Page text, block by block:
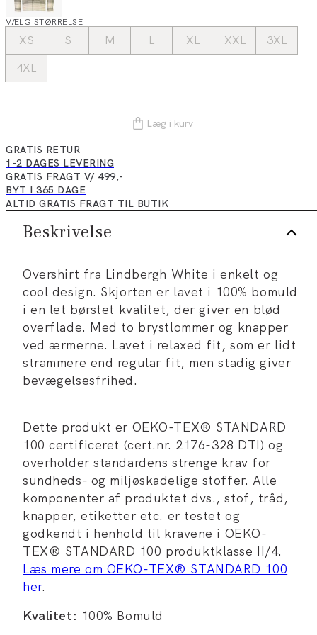
VÆLG STØRRELSE
XS S M L XL XXL
3XL
4XL
Læg i kurv
GRATIS RETUR
1-2 DAGES LEVERING
GRATIS FRAGT V/ 499,-
BYT I 365 DAGE
ALTID GRATIS FRAGT TIL BUTIK
Beskrivelse
Overshirt fra Lindbergh White i enkelt og
cool design. Skjorten er lavet i 100% bomuld
i en let børstet kvalitet, der giver en blød
overflade. Med to brystlommer og knapper
ved ærmerne. Lavet i relaxed fit, som er lidt
strammere end regular fit, men stadig giver
bevægelsesfrihed.
Dette produkt er OEKO-TEX® STANDARD
100 certificeret (cert.nr. 2176-328 DTI) og
overholder standardens strenge krav for
sundheds- og miljøskadelige stoffer. Alle
komponenter af produktet dvs., stof, tråd,
knapper, etiketter etc. er testet og
godkendt i henhold til kravene i OEKO-
TEX® STANDARD 100 produktklasse II/4.
Læs mere om OEKO-TEX® STANDARD 100
her.
Kvalitet: 100% Bomuld